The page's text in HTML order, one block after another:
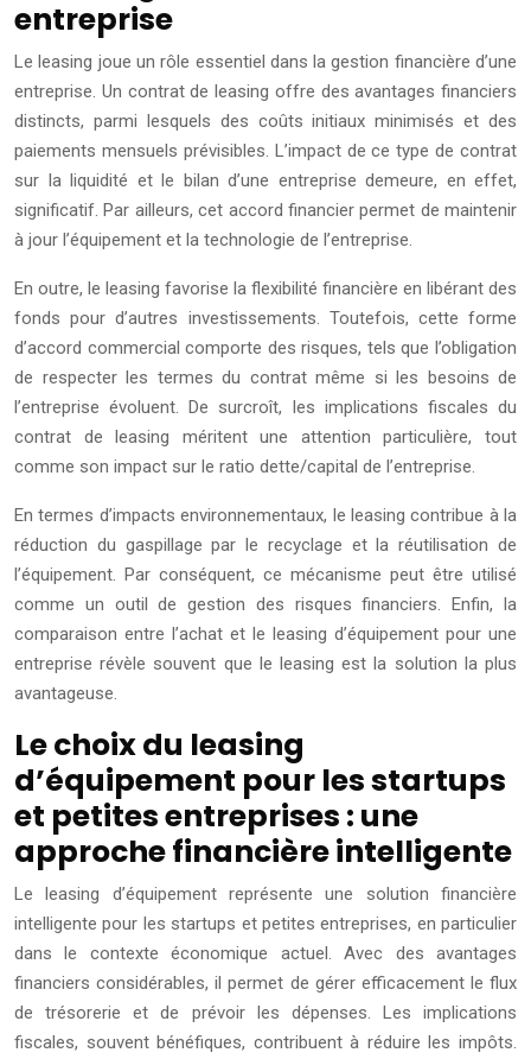
entreprise
Le leasing joue un rôle essentiel dans la gestion financière d’une
entreprise. Un contrat de leasing offre des avantages financiers
distincts, parmi lesquels des coûts initiaux minimisés et des
paiements mensuels prévisibles. L’impact de ce type de contrat
sur la liquidité et le bilan d’une entreprise demeure, en effet,
significatif. Par ailleurs, cet accord financier permet de maintenir
à jour l’équipement et la technologie de l’entreprise.
En outre, le leasing favorise la flexibilité financière en libérant des
fonds pour d’autres investissements. Toutefois, cette forme
d’accord commercial comporte des risques, tels que l’obligation
de respecter les termes du contrat même si les besoins de
l’entreprise évoluent. De surcroît, les implications fiscales du
contrat de leasing méritent une attention particulière, tout
comme son impact sur le ratio dette/capital de l’entreprise.
En termes d’impacts environnementaux, le leasing contribue à la
réduction du gaspillage par le recyclage et la réutilisation de
l’équipement. Par conséquent, ce mécanisme peut être utilisé
comme un outil de gestion des risques financiers. Enfin, la
comparaison entre l’achat et le leasing d’équipement pour une
entreprise révèle souvent que le leasing est la solution la plus
avantageuse.
Le choix du leasing
d’équipement pour les startups
et petites entreprises : une
approche financière intelligente
Le leasing d’équipement représente une solution financière
intelligente pour les startups et petites entreprises, en particulier
dans le contexte économique actuel. Avec des avantages
financiers considérables, il permet de gérer efficacement le flux
de trésorerie et de prévoir les dépenses. Les implications
fiscales, souvent bénéfiques, contribuent à réduire les impôts.